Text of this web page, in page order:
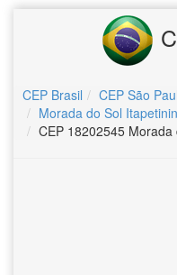
CEP Brasil CEP São
Morada do Sol
CEP 18202545